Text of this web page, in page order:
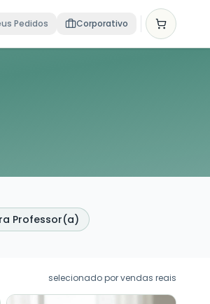
Pedidos Corporativo
Professor(a)
selecionado por vendas reais